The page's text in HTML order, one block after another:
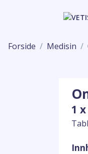
Forside Medisin
1